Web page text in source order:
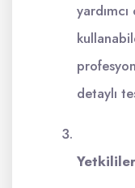
detaylı